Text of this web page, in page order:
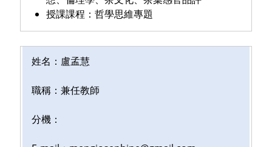
授課課程： 哲學思維專題
姓名：盧孟慧
職稱： 兼任教師
分機：